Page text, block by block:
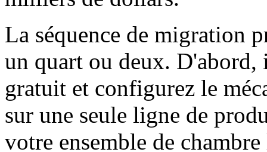
La séquence de migration
un quart ou deux.
gratuit et configurez le
sur une seule ligne de
votre ensemble de